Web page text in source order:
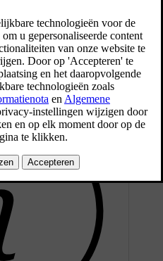
de achterbank aangebracht.
helemaal is
van de bagageruimte afgedekt.